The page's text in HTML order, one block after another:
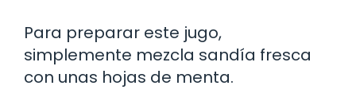
Para preparar este jugo,
simplemente mezcla sandía fresca
con unas hojas de menta.